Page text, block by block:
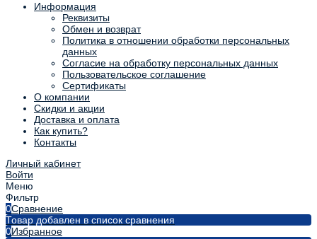
Информация
Реквизиты
Обмен и возврат
Политика в отношении обработки персональных
данных
Согласие на обработку персональных данных
Пользовательское соглашение
Сертификаты
О компании
Скидки и акции
Доставка и оплата
Как купить?
Контакты
Личный кабинет
Войти
Меню
Фильтр
0Сравнение
Товар добавлен в список сравнения
0Избранное